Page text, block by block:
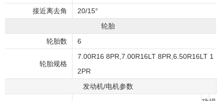
接近离去角
20/15°
轮胎
轮胎数
6
轮胎规格
7.00R16 8PR,7.00R16LT 8PR,6.50R16LT 1
2PR
发动机/电机参数